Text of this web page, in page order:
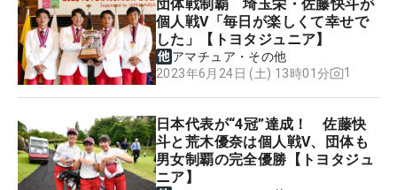
団体戦制覇 埼玉栄・佐藤快斗が
個人戦V「毎日が楽しくて幸せで
した」【トヨタジュニア】
アマチュア・その他
2023年6月24日 (土) 13時01分
1
日本代表が“4冠”達成！ 佐藤快
斗と荒木優奈は個人戦V、団体も
男女制覇の完全優勝【トヨタジュ
ニア】